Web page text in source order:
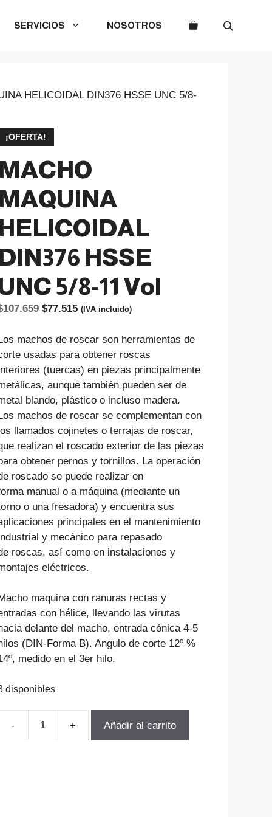
SERVICIOS NOSOTROS
HELICOIDAL DIN376 HSSE UNC 5/8-
¡OFERTA!
MACHO
MAQUINA
HELICOIDAL
DIN376 HSSE
5/8-11 Vol
107.659 El
original
era:
$107.659.
$77.515El
actual
es:
$77.515.
(IVA incluido)
machos de roscar son herramientas de
usadas para obtener roscas
(tuercas) en piezas principalmente
aunque también pueden ser de
blando, plástico o incluso madera.
machos de roscar se complementan con
llamados cojinetes o terrajas de roscar,
realizan el roscado exterior de las piezas
obtener pernos y tornillos. La operación
roscado se puede realizar en
manual o a máquina (mediante un
o una fresadora) y encuentra sus
principales en el mantenimiento
y mecánico para repasado
roscas, así como en instalaciones y
eléctricos.
maquina con ranuras rectas y
con hélice, llevando las virutas
delante del macho, entrada cónica 4-5
(DIN-Forma B). Angulo de corte 12º %
medido en el 3er hilo.
disponibles
- + Añadir al carrito